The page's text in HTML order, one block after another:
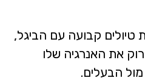
קבועה עם הביגל,
את האנרגיה שלו
הבעלים.